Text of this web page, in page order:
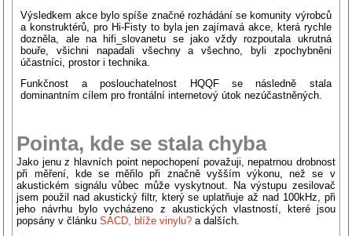
Výsledkem akce bylo spíše značné rozhádání se komunity výrobců
a konstruktérů, pro Hi-Fisty to byla jen zajímavá akce, která rychle
dozněla, ale na hifi_slovanetu se jako vždy rozpoutala ukrutná
bouře, všichni napadali všechny a všechno, byli zpochybněni
účastníci, prostor i technika.
Funkčnost a poslouchatelnost HQQF se následně stala
dominantním cílem pro frontální internetový útok nezúčastněných.
Pointa, kde se stala chyba
Jako jenu z hlavních point nepochopení považuji, nepatrnou drobnost
při měření, kde se měřilo při značně vyšším výkonu, než se v
akustickém signálu vůbec může vyskytnout. Na výstupu zesilovač
jsem použil nad akustický filtr, který se uplatňuje až nad 100kHz, při
jeho návrhu bylo vycházeno z akustických vlastností, které jsou
popsány v článkuSACD, blíže vinylu? a dalších.